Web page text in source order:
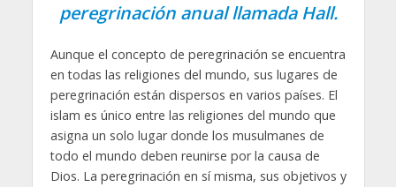
peregrinación anual llamada Hall.
Aunque el concepto de peregrinación se encuentra
en todas las religiones del mundo, sus lugares de
peregrinación están dispersos en varios países. El
islam es único entre las religiones del mundo que
asigna un solo lugar donde los musulmanes de
todo el mundo deben reunirse por la causa de
Dios. La peregrinación en sí misma, sus objetivos y